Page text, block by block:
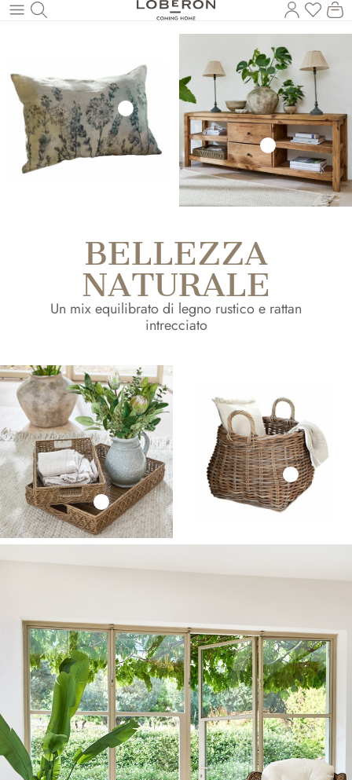
Torna al contenuto principale
Hai 0Il
BELLEZZA
NATURALE
Un mix equilibrato di legno rustico e rattan
intrecciato